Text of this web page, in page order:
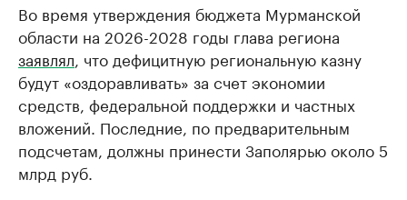
Во время утверждения бюджета Мурманской
области на 2026-2028 годы глава региона
заявлял, что дефицитную региональную казну
будут «оздоравливать» за счет экономии
средств, федеральной поддержки и частных
вложений. Последние, по предварительным
подсчетам, должны принести Заполярью около 5
млрд руб.